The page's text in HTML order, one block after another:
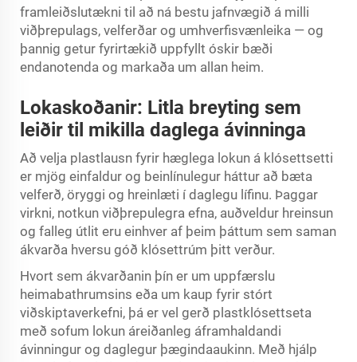
framleiðslutækni til að ná bestu jafnvægið á milli
viðþrepulags, velferðar og umhverfisvænleika — og
þannig getur fyrirtækið uppfyllt óskir bæði
endanotenda og markaða um allan heim.
Lokaskoðanir: Litla breyting sem
leiðir til mikilla daglega ávinninga
Að velja plastlausn fyrir hæglega lokun á klósettsetti
er mjög einfaldur og beinlínulegur háttur að bæta
velferð, öryggi og hreinlæti í daglegu lífinu. Þaggar
virkni, notkun viðþrepulegra efna, auðveldur hreinsun
og falleg útlit eru einhver af þeim þáttum sem saman
ákvarða hversu góð klósettrúm þitt verður.
Hvort sem ákvarðanin þín er um uppfærslu
heimabathrumsins eða um kaup fyrir stórt
viðskiptaverkefni, þá er vel gerð plastklósettseta
með sofum lokun áreiðanleg áframhaldandi
ávinningur og daglegur þægindaaukinn. Með hjálp